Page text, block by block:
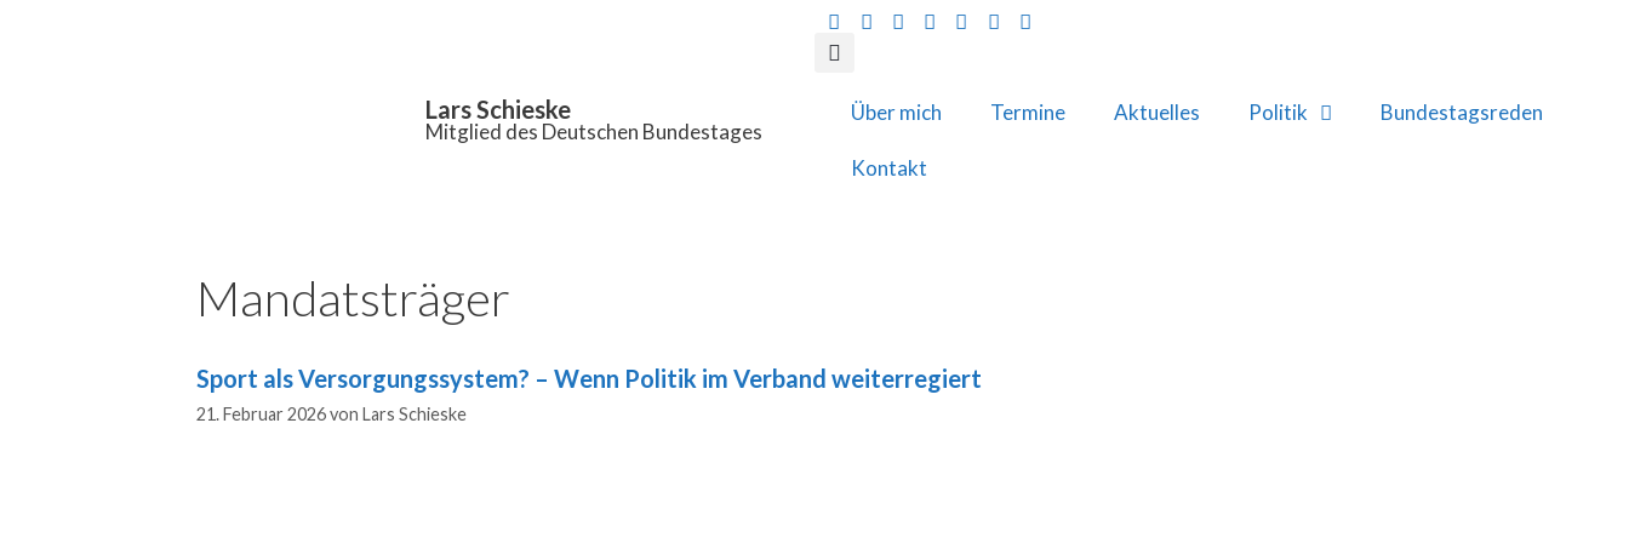
Lars Schieske
Mitglied des Deutschen Bundestages
Über mich Termine Aktuelles Politik Bundestagsreden
Kontakt
Mandatsträger
Sport als Versorgungssystem? – Wenn Politik im Verband weiterregiert
21. Februar 2026von Lars Schieske